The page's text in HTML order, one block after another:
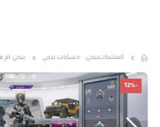
المنتجاتببجي, حسابات ببجي ببجي ام
-12%